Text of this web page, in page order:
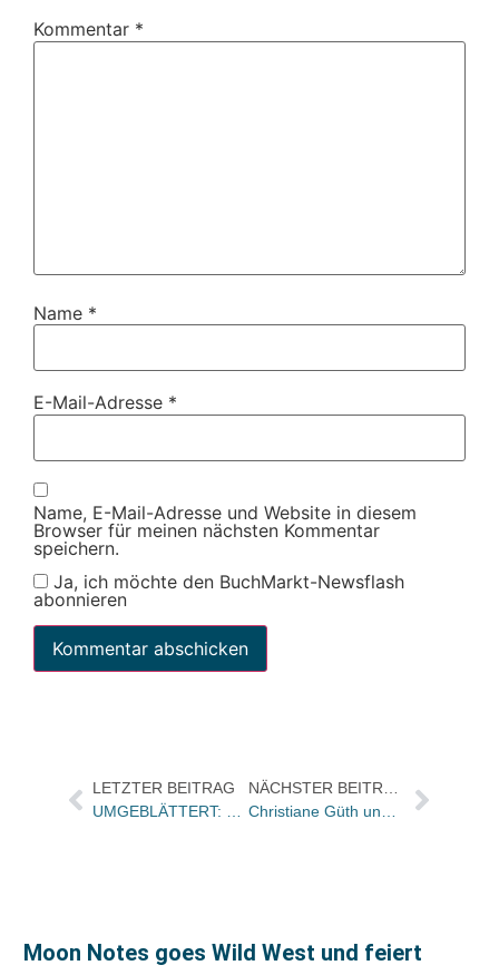
Kommentar *
Name *
E-Mail-Adresse *
Name, E-Mail-Adresse und Website in diesem
Browser für meinen nächsten Kommentar
speichern.
Ja, ich möchte den BuchMarkt-Newsflash
abonnieren
LETZTER BEITRAG
Moon Notes goes Wild West und feiert